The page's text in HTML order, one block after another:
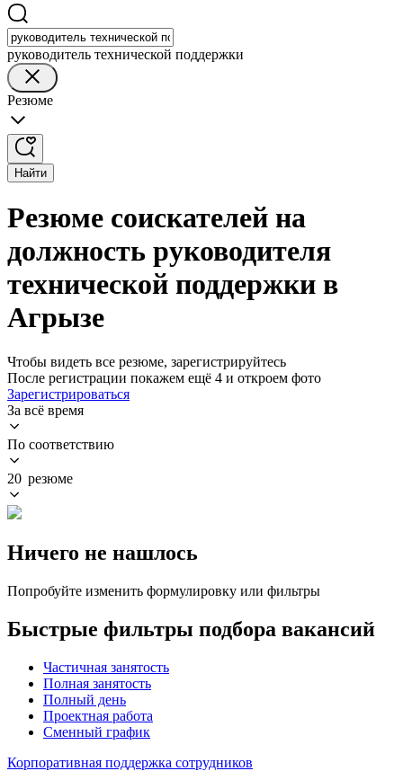
руководитель технической поддержки
Резюме
Найти
Резюме соискателей на
должность руководителя
технической поддержки в
Агрызе
Чтобы видеть все резюме, зарегистрируйтесь
После регистрации покажем ещё 4 и откроем фото
Зарегистрироваться
За всё время
По соответствию
20 резюме
Ничего не нашлось
Попробуйте изменить формулировку или фильтры
Быстрые фильтры подбора вакансий
Частичная занятость
Полная занятость
Полный день
Проектная работа
Сменный график
Корпоративная поддержка сотрудников